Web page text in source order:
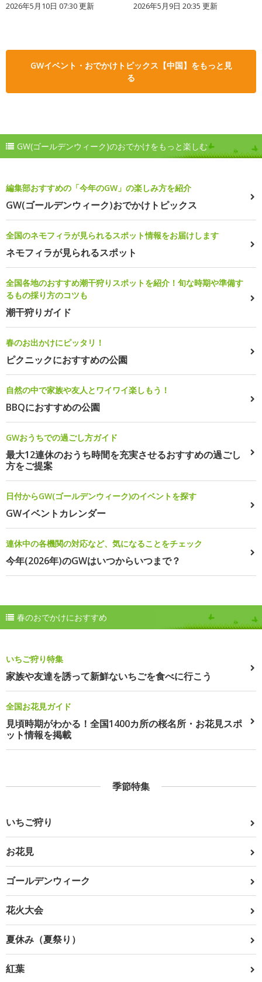
2026年5月10日 07:30 更新 2026年5月9日 20:35 更新
GWイベント・おでかけトピックス【中国】をもっと見
る
GW(ゴールデンウィーク)のおでかけをもっと楽しむ
編集部おすすめの「今年のGW」の楽しみ方を紹介
GW(ゴールデンウィーク)おでかけトピックス
全国のネモフィラが見られるスポット情報をお届けします
ネモフィラが見られるスポット
全国各地のおすすめ潮干狩りスポットを紹介！旬な時期や準備す
るもの採り方のコツも
潮干狩りガイド
春のお出かけにピッタリ！
ピクニックにおすすめの公園
自然の中で家族や友人とワイワイ楽しもう！
BBQにおすすめの公園
GWおうちでの過ごし方ガイド
最大12連休のおうち時間を充実させるおすすめの過ごし
方をご提案
日付からGW(ゴールデンウィーク)のイベントを探す
GWイベントカレンダー
連休中の各機関の対応など、気になることをチェック
今年(2026年)のGWはいつからいつまで？
春のおでかけにおすすめ
いちご狩り特集
家族や友達を誘って新鮮ないちごを食べに行こう
全国お花見ガイド
見頃時期がわかる！全国1400カ所の桜名所・お花見スポ
ット情報を掲載
季節特集
いちご狩り
お花見
ゴールデンウィーク
花火大会
夏休み（夏祭り）
紅葉